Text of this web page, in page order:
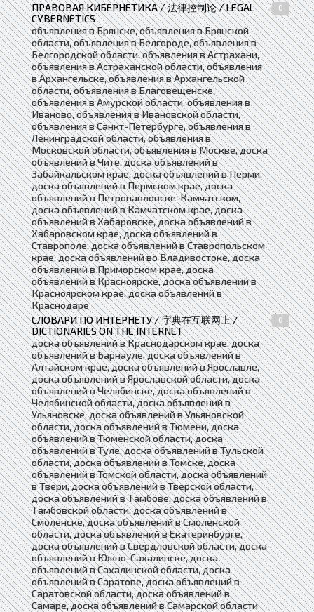
ПРАВОВАЯ КИБЕРНЕТИКА / 法律控制论 / LEGAL
CYBERNETICS
0
объявления в Брянске, объявления в Брянской
области, объявления в Белгороде, объявления в
Белгородской области, объявления в Астрахани,
объявления в Астраханской области, объявления
в Архангельске, объявления в Архангельской
области, объявления в Благовещенске,
объявления в Амурской области, объявления в
Иваново, объявления в Ивановской области,
объявления в Санкт-Петербурге, объявления в
Ленинградской области, объявления в
Московской области, объявления в Москве, доска
объявлений в Чите, доска объявлений в
Забайкальском крае, доска объявлений в Перми,
доска объявлений в Пермском крае, доска
объявлений в Петропавловске-Камчатском,
доска объявлений в Камчатском крае, доска
объявлений в Хабаровске, доска объявлений в
Хабаровском крае, доска объявлений в
Ставрополе, доска объявлений в Ставропольском
крае, доска объявлений во Владивостоке, доска
объявлений в Приморском крае, доска
объявлений в Красноярске, доска объявлений в
Красноярском крае, доска объявлений в
Краснодаре
СЛОВАРИ ПО ИНТЕРНЕТУ / 字典在互联网上 /
DICTIONARIES ON THE INTERNET
0
доска объявлений в Краснодарском крае, доска
объявлений в Барнауле, доска объявлений в
Алтайском крае, доска объявлений в Ярославле,
доска объявлений в Ярославской области, доска
объявлений в Челябинске, доска объявлений в
Челябинской области, доска объявлений в
Ульяновске, доска объявлений в Ульяновской
области, доска объявлений в Тюмени, доска
объявлений в Тюменской области, доска
объявлений в Туле, доска объявлений в Тульской
области, доска объявлений в Томске, доска
объявлений в Томской области, доска объявлений
в Твери, доска объявлений в Тверской области,
доска объявлений в Тамбове, доска объявлений в
Тамбовской области, доска объявлений в
Смоленске, доска объявлений в Смоленской
области, доска объявлений в Екатеринбурге,
доска объявлений в Свердловской области, доска
объявлений в Южно-Сахалинске, доска
объявлений в Сахалинской области, доска
объявлений в Саратове, доска объявлений в
Саратовской области, доска объявлений в
Самаре, доска объявлений в Самарской области